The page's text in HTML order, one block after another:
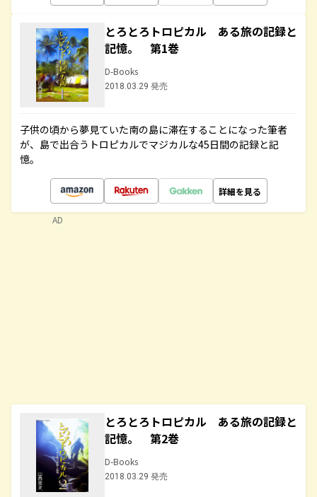
とろとろトロピカル ある旅の記録と
記憶。 第1巻
D-Books
2018.03.29 発売
子供の頃から夢見ていた南の島に滞在することになった筆者
が、島で出合うトロピカルでマジカルな45日間の記録と記
憶。
詳細を見る
とろとろトロピカル ある旅の記録と
記憶。 第2巻
D-Books
2018.03.29 発売
AD